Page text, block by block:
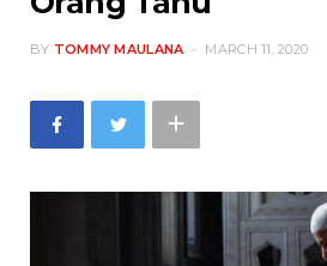
BY TOMMY MAULANA MARCH 11, 2020